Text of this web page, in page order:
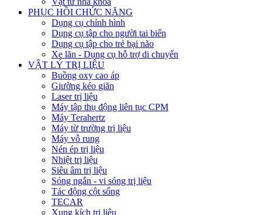
PHỤC HỒI CHỨC NĂNG
Dụng cụ chỉnh hình
Dụng cụ tập cho người tai biến
Dụng cụ tập cho trẻ bại não
Xe lăn - Dụng cụ hỗ trợ di chuyển
VẬT LÝ TRỊ LIỆU
Buồng oxy cao áp
Giường kéo giãn
Laser trị liệu
Máy tập thụ động liên tục CPM
Máy Terahertz
Máy từ trường trị liệu
Máy vỗ rung
Nén ép trị liệu
Nhiệt trị liệu
Siêu âm trị liệu
Sóng ngắn - vi sóng trị liệu
Tác động cột sống
TECAR
Xung kích trị liệu